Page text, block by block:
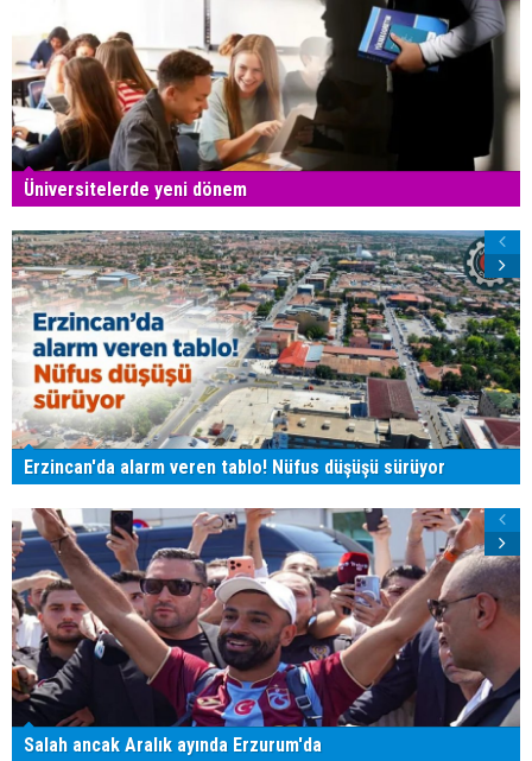
Üniversitelerde yeni dönem
Erzincan'da alarm veren tablo! Nüfus düşüşü sürüyor
Salah ancak Aralık ayında Erzurum'da